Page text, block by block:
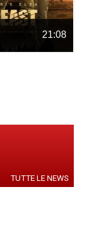
21:08
TUTTE LE NEWS